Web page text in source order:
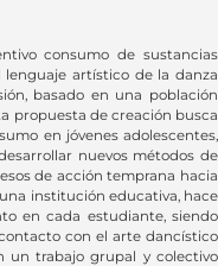
consumo de sustancias
lenguaje artístico de la danza
basado en una población
propuesta de creación busca
en jóvenes adolescentes,
nuevos métodos de
de acción temprana hacia
institución educativa, hace
en cada estudiante, siendo
con el arte dancístico
un trabajo grupal y colectivo